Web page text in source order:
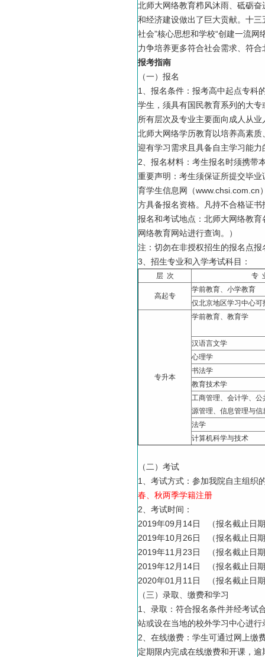
北师大网络教育栉风沐雨、砥砺
和经济建设做出了巨大贡献。十
社会”核心思想和学校“创建一流
力争培养更多符合社会需求、符
报考指南
（一）报名
1、报名条件：报考高中起点专科
学生，须具有国民教育系列的大
所有层次及专业主要面向成人从
北师大网络学历教育以培养高素
迎有学习需求且具备自主学习能
2、报名材料：考生报名时须携带
重要声明：考生须保证所提交毕
育学生信息网（www.chsi.com.cn
方具备报名资格。凡持不合格证
报名和考试地点：北师大网络教
网络教育网站进行查询。）
注：切勿在非授权招生的报名点
3、招生专业和入学考试科目：
层 次 专
高起专
学前教育、小学教育
仅北京地区学习中心
专升本
学前教育、教育学
汉语言文学
心理学
书法学
教育技术学
工商管理、会计学、
源管理、信息管理与信
法学
计算机科学与技术
（二）考试
1、考试方式：参加我院自主组织
春、秋两季学籍注册
2、考试时间：
2019年09月14日 （报名截止日
2019年10月26日 （报名截止日
2019年11月23日 （报名截止日
2019年12月14日 （报名截止日
2020年01月11日 （报名截止日
（三）录取、缴费和学习
1、录取：符合报名条件并经考试
站或设在当地的校外学习中心进
2、在线缴费：学生可通过网上缴
定期限内完成在线缴费和开课，